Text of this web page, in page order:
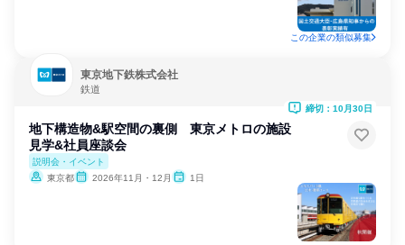
この企業の類似募集
東京地下鉄株式会社
鉄道
地下構造物&駅空間の裏側 東京メトロの施設
見学&社員座談会
説明会・イベント
東京都
2026年11月・12月 1日
締切：10月30日